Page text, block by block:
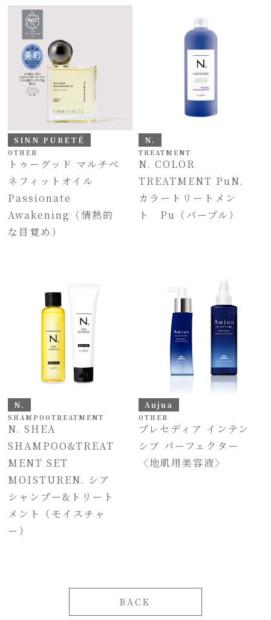
SINN PURETÉ
OTHER
トゥーグッド マルチベ
ネフィットオイル
Passionate
Awakening（情熱的
な目覚め）
N.
TREATMENT
N. COLOR
TREATMENT PuN.
カラートリートメン
ト Pu（パープル）
N.
SHAMPOOTREATMENT
N. SHEA
SHAMPOO&TREAT
MENT SET
MOISTUREN. シア
シャンプー&トリート
メント（モイスチャ
ー）
Aujua
OTHER
プレセディア インテン
シブ パーフェクター
〈地肌用美容液〉
BACK